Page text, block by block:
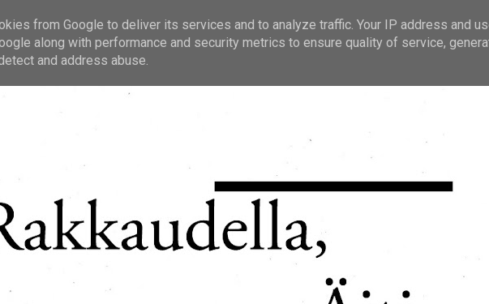
from Google to deliver its services and to analyze traffic. Your IP address and
along with performance and security metrics to ensure quality of service,
and address abuse.